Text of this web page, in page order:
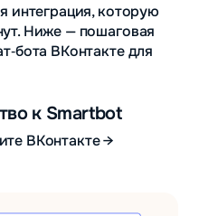
интеграция, которую
Ниже — пошаговая
ВКонтакте для
к Smartbot
ВКонтакте →